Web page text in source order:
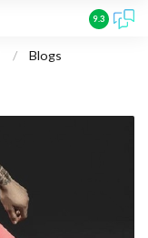
9.3
/ Blogs